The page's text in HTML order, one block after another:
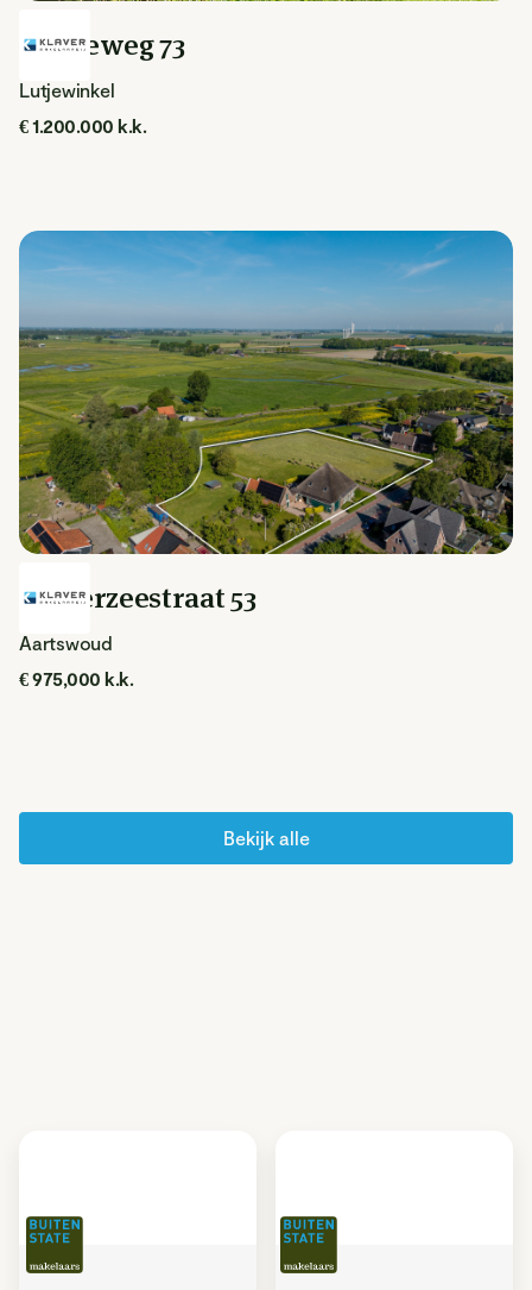
Weereweg 73
Lutjewinkel
€ 1.200.000 k.k.
Zuiderzeestraat 53
Aartswoud
€ 975,000 k.k.
Bekijk alle